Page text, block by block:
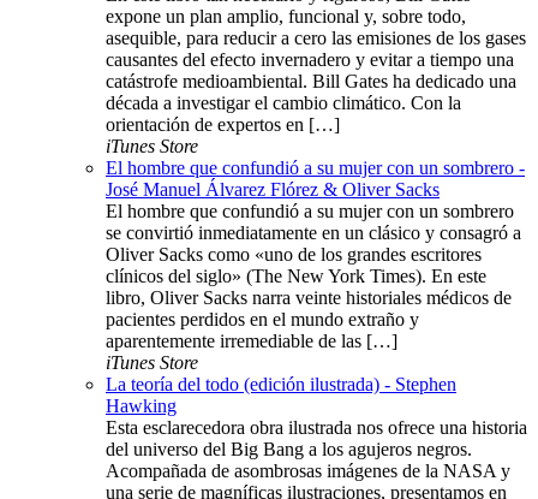
expone un plan amplio, funcional y, sobre todo,
asequible, para reducir a cero las emisiones de los gases
causantes del efecto invernadero y evitar a tiempo una
catástrofe medioambiental. Bill Gates ha dedicado una
década a investigar el cambio climático. Con la
orientación de expertos en […]
iTunes Store
El hombre que confundió a su mujer con un sombrero -
José Manuel Álvarez Flórez & Oliver Sacks
El hombre que confundió a su mujer con un sombrero
se convirtió inmediatamente en un clásico y consagró a
Oliver Sacks como «uno de los grandes escritores
clínicos del siglo» (The New York Times). En este
libro, Oliver Sacks narra veinte historiales médicos de
pacientes perdidos en el mundo extraño y
aparentemente irremediable de las […]
iTunes Store
La teoría del todo (edición ilustrada) - Stephen
Hawking
Esta esclarecedora obra ilustrada nos ofrece una historia
del universo del Big Bang a los agujeros negros.
Acompañada de asombrosas imágenes de la NASA y
una serie de magníficas ilustraciones, presentamos en